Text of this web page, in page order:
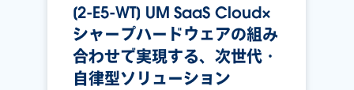
[2-E5-WT] UM SaaS Cloud×
シャープハードウェアの組み
合わせで実現する、次世代・
自律型ソリューション